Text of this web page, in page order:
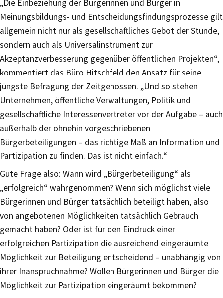
„Die Einbeziehung der Bürgerinnen und Bürger in
Meinungsbildungs- und Entscheidungsfindungsprozesse gilt
allgemein nicht nur als gesellschaftliches Gebot der Stunde,
sondern auch als Universalinstrument zur
Akzeptanzverbesserung gegenüber öffentlichen Projekten“,
kommentiert das Büro Hitschfeld den Ansatz für seine
jüngste Befragung der Zeitgenossen. „Und so stehen
Unternehmen, öffentliche Verwaltungen, Politik und
gesellschaftliche Interessenvertreter vor der Aufgabe – auch
außerhalb der ohnehin vorgeschriebenen
Bürgerbeteiligungen – das richtige Maß an Information und
Partizipation zu finden. Das ist nicht einfach.“
Gute Frage also: Wann wird „Bürgerbeteiligung“ als
„erfolgreich“ wahrgenommen? Wenn sich möglichst viele
Bürgerinnen und Bürger tatsächlich beteiligt haben, also
von angebotenen Möglichkeiten tatsächlich Gebrauch
gemacht haben? Oder ist für den Eindruck einer
erfolgreichen Partizipation die ausreichend eingeräumte
Möglichkeit zur Beteiligung entscheidend – unabhängig von
ihrer Inanspruchnahme? Wollen Bürgerinnen und Bürger die
Möglichkeit zur Partizipation eingeräumt bekommen?